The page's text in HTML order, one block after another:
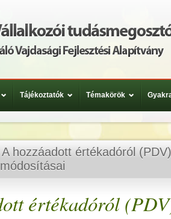
Tájékoztatók Témakörök
A hozzáadott értékadóról
értékadóról